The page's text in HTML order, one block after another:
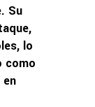
Su
lo
como